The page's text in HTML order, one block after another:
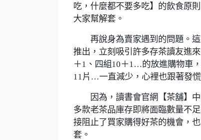
吃，什麼都不要多吃】的飲食原
大家幫解套。
再說身為賣家遇到的問題。這
推出，立刻吸引許多存茶讀友進
＋1、四組10＋1…的放進購物車
11片…一直減少，心裡也跟著發慌
因為，讀書會官網【茶舖】中
多款老茶品庫存即將面臨數量不
接阻止了買家購得好茶的機會，
套。